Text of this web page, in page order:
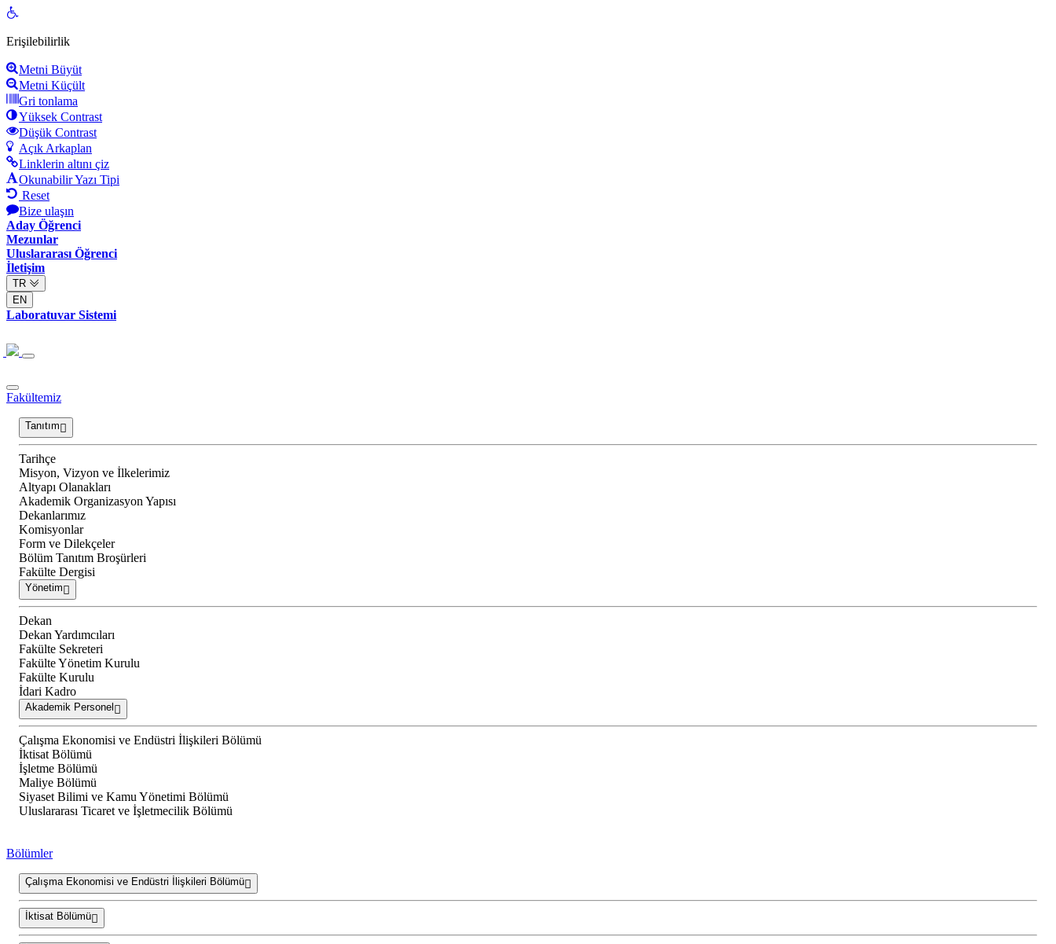
Open
Erişilebilirlik
Metni Büyüt
Metni Küçült
Gri tonlama
Yüksek Contrast
Düşük Contrast
Açık Arkaplan
Linklerin altını çiz
Okunabilir Yazı Tipi
Reset
Bize ulaşın
Aday Öğrenci
Mezunlar
Uluslararası Öğrenci
İletişim
TR
EN
Laboratuvar Sistemi
Fakültemiz
Tanıtım
Tarihçe
Misyon, Vizyon ve İlkelerimiz
Altyapı Olanakları
Akademik Organizasyon Yapısı
Dekanlarımız
Komisyonlar
Form ve Dilekçeler
Bölüm Tanıtım Broşürleri
Fakülte Dergisi
Yönetim
Dekan
Dekan Yardımcıları
Fakülte Sekreteri
Fakülte Yönetim Kurulu
Fakülte Kurulu
İdari Kadro
Akademik Personel
Çalışma Ekonomisi ve Endüstri İlişkileri Bölümü
İktisat Bölümü
İşletme Bölümü
Maliye Bölümü
Siyaset Bilimi ve Kamu Yönetimi Bölümü
Uluslararası Ticaret ve İşletmecilik Bölümü
Bölümler
Çalışma Ekonomisi ve Endüstri İlişkileri Bölümü
İktisat Bölümü